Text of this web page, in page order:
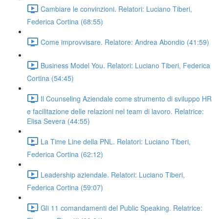
Cambiare le convinzioni. Relatori: Luciano Tiberi,
Federica Cortina (68:55)
Come improvvisare. Relatore: Andrea Abondio (41:59)
Business Model You. Relatori: Luciano Tiberi, Federica
Cortina (54:45)
Il Counseling Aziendale come strumento di sviluppo HR
e facilitazione delle relazioni nel team di lavoro. Relatrice:
Elisa Severa (44:55)
La Time Line della PNL. Relatori: Luciano Tiberi,
Federica Cortina (62:12)
Leadership aziendale. Relatori: Luciano Tiberi,
Federica Cortina (59:07)
Gli 11 comandamenti del Public Speaking. Relatrice: